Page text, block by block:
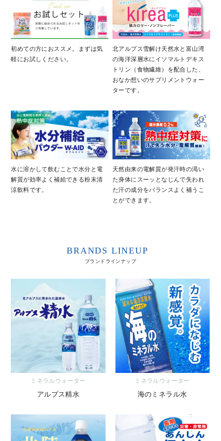
コーポレートサイト
初めての方におススメ。まずは気
軽にお試しください。
北アルプス雪解け天然水と富山湾
の海洋深層水にイソマルトデキス
トリン（食物繊維）を配合した、
おなか想いのサプリメントウォー
ターです。
水に溶かして飲むことで水分と電
解質が効率よく補給できる粉末清
涼飲料です。
天然由来の電解質が発汗時の渇い
た身体にスーッとなじんで失われ
た汗の成分をバランスよく補うこ
とができます。
BRANDS LINEUP
ブランドラインナップ
ミネラルウォーター
アルプス精水
ミネラルウォーター
海のミネラル水